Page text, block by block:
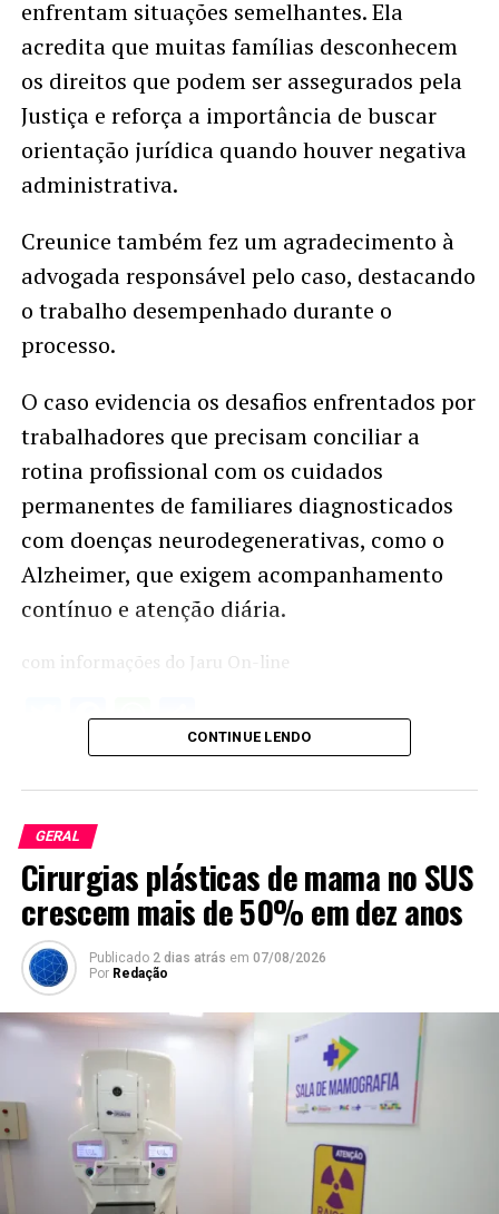
enfrentam situações semelhantes. Ela
acredita que muitas famílias desconhecem
os direitos que podem ser assegurados pela
Justiça e reforça a importância de buscar
orientação jurídica quando houver negativa
administrativa.
Creunice também fez um agradecimento à
advogada responsável pelo caso, destacando
o trabalho desempenhado durante o
processo.
O caso evidencia os desafios enfrentados por
trabalhadores que precisam conciliar a
rotina profissional com os cuidados
permanentes de familiares diagnosticados
com doenças neurodegenerativas, como o
Alzheimer, que exigem acompanhamento
contínuo e atenção diária.
com informações do Jaru On-line
Twitter
Facebook
WhatsApp
Share
CONTINUE LENDO
GERAL
Cirurgias plásticas de mama no SUS
crescem mais de 50% em dez anos
Publicado 2 dias atrás em 07/08/2026
Por Redação